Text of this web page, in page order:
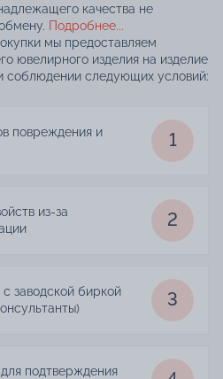
качества не
Подробнее...
мы предоставляем
ювелирного изделия на изделие
соблюдении следующих условий:
повреждения и
1
из-за
2
заводской биркой
3
подтверждения